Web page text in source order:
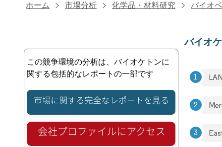
ホーム 市場分析 化学品・材料研究 バイオ
この競争環境の分析は、バイオケトンに
関する包括的なレポートの一部です
バイオ